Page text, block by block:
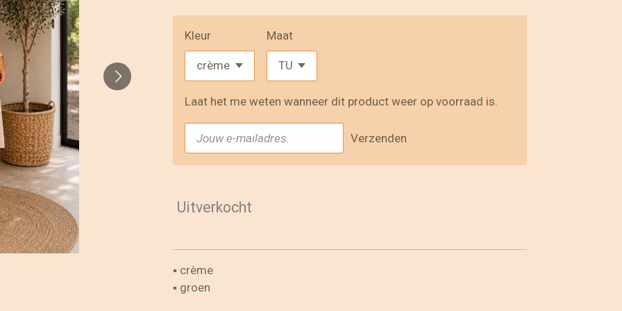
Kleur Maat
Laat het me weten wanneer dit product weer op voorraad is.
Verzenden
Uitverkocht
▪︎ crème
▪︎ groen